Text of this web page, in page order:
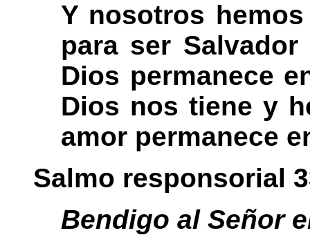
Y nosotros
para ser
Dios permanece
Dios nos tiene y
amor permanece
Salmo responsorial
Bendigo al Señor